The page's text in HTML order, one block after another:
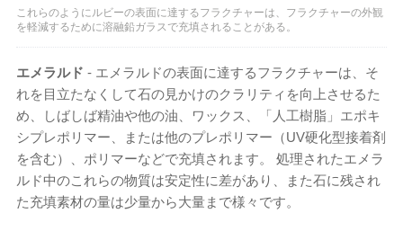
これらのようにルビーの表面に達するフラクチャーは、フラクチャーの外観
を軽減するために溶融鉛ガラスで充填されることがある。
エメラルド - エメラルドの表面に達するフラクチャーは、そ
れを目立たなくして石の見かけのクラリティを向上させるた
め、しばしば精油や他の油、ワックス、「人工樹脂」エポキ
シプレポリマー、または他のプレポリマー（UV硬化型接着剤
を含む）、ポリマーなどで充填されます。 処理されたエメラ
ルド中のこれらの物質は安定性に差があり、また石に残され
た充填素材の量は少量から大量まで様々です。